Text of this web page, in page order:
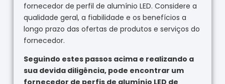
fornecedor de perfil de alumínio LED. Considere a
qualidade geral, a fiabilidade e os benefícios a
longo prazo das ofertas de produtos e serviços do
fornecedor.
Seguindo estes passos acima e realizando a
sua devida diligência, pode encontrar um
fornecedor de perfis de alumínio LED de